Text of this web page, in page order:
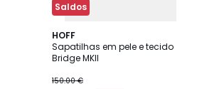
Saldos
HOFF
Sapatilhas em pele e tecido
Bridge MKII
150.00 €